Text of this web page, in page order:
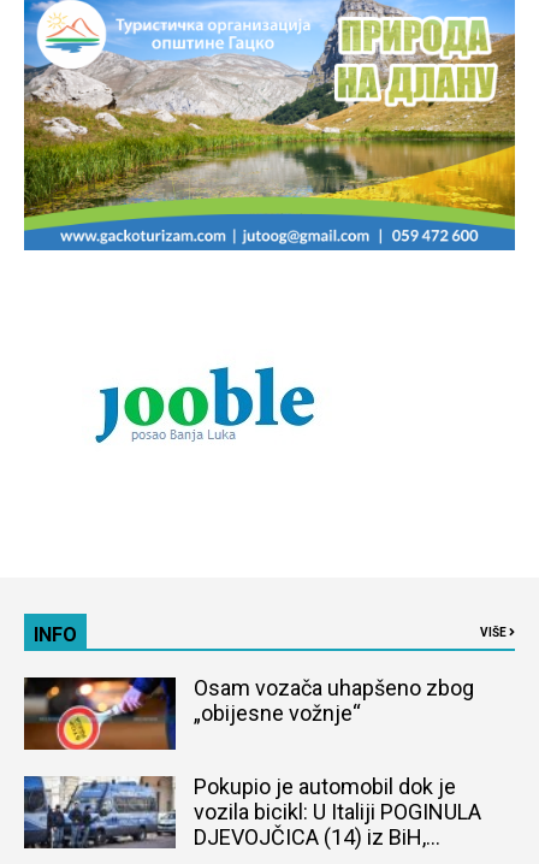
INFO VIŠE
Osam vozača uhapšeno zbog
„obijesne vožnje“
Pokupio je automobil dok je
vozila bicikl: U Italiji POGINULA
DJEVOJČICA (14) iz BiH,